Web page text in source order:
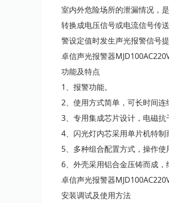
室内外危险场所的泄漏情况，
转换成电压信号或电流信号传
警设定值时发生声光报警信号
卓信声光报警器
功能及特点
1、报警功能。
2、使用方式简单，可长时间连
3、专用集成芯片设计，电磁抗
4、闪光灯内芯采用单片机特制
5、多种组合配置方式，操作使
6、外壳采用铝合金压铸而成
卓信声光报警器
安装调试及使用方法